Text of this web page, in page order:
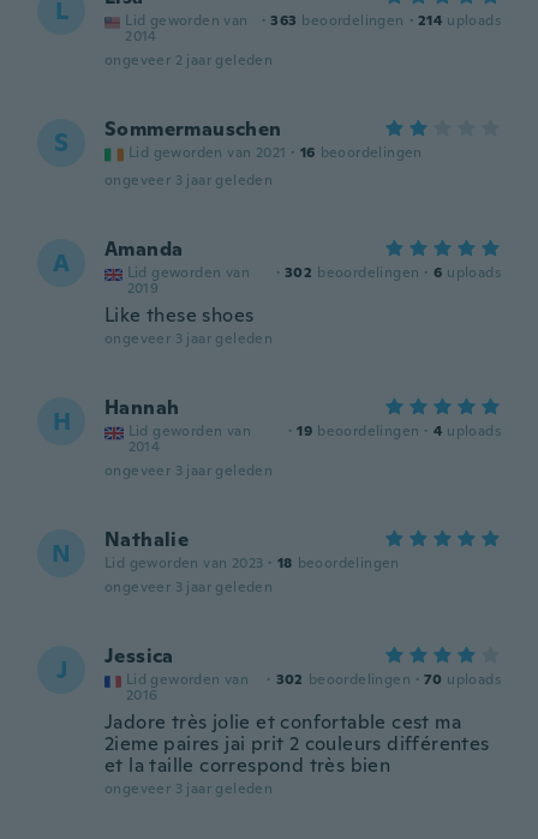
L
Lid geworden van
2014
· 363 beoordelingen · 214 uploads
ongeveer 2 jaar geleden
S Sommermauschen
Lid geworden van 2021 · 16 beoordelingen
ongeveer 3 jaar geleden
A Amanda
Lid geworden van
2019
· 302 beoordelingen · 6 uploads
Like these shoes
ongeveer 3 jaar geleden
H Hannah
Lid geworden van
2014
· 19 beoordelingen · 4 uploads
ongeveer 3 jaar geleden
N Nathalie
Lid geworden van 2023 · 18 beoordelingen
ongeveer 3 jaar geleden
J Jessica
Lid geworden van
2016
· 302 beoordelingen · 70 uploads
Jadore très jolie et confortable cest ma
2ieme paires jai prit 2 couleurs différentes
et la taille correspond très bien
ongeveer 3 jaar geleden